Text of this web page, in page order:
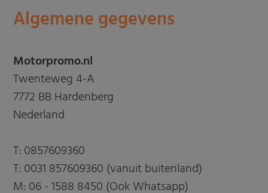
Algemene gegevens
Motorpromo.nl
Twenteweg 4-A
7772 BB Hardenberg
Nederland
T: 0857609360
T: 0031 857609360 (vanuit buitenland)
M: 06 - 1588 8450 (Ook Whatsapp)